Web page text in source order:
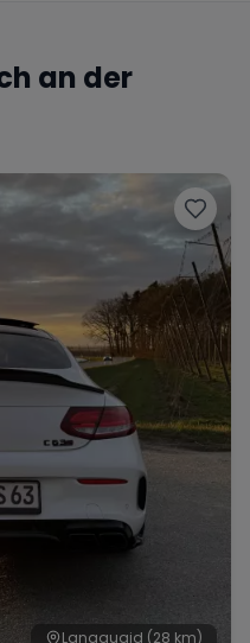
Ferrari
Jaguar
Dodge
an der
Langquaid (28 km)